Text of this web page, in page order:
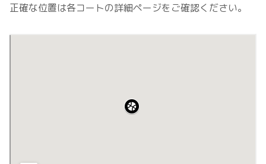
正確な位置は各コートの詳細ページをご確認ください。